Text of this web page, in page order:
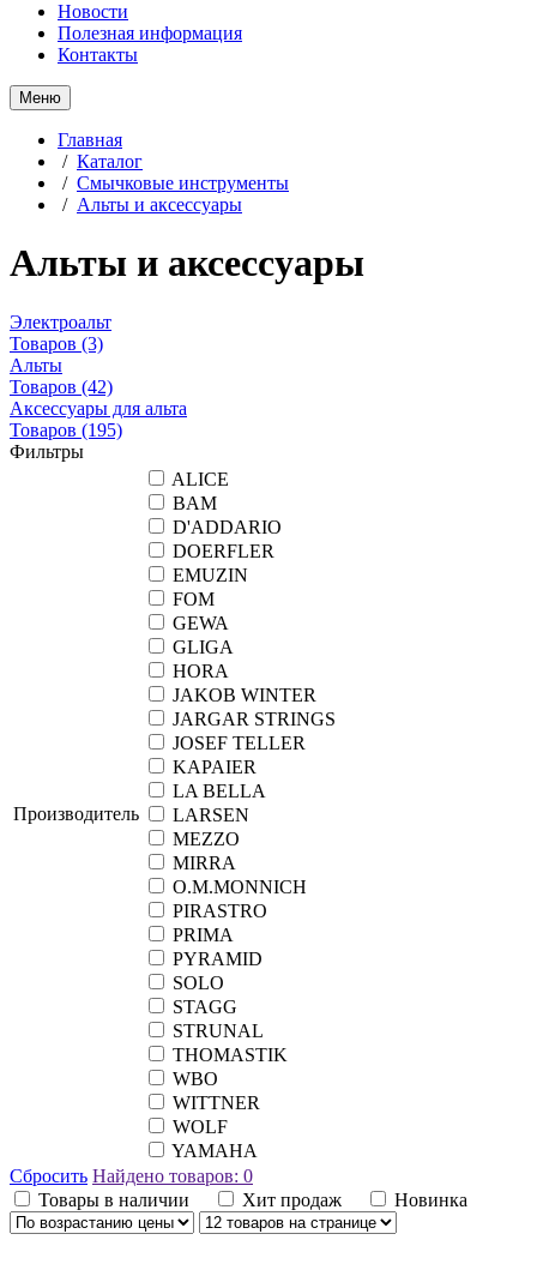
Новости
Полезная информация
Контакты
Меню
Главная
/ Каталог
/ Смычковые инструменты
/ Альты и аксессуары
Альты и аксессуары
Электроальт
Товаров (3)
Альты
Товаров (42)
Аксессуары для альта
Товаров (195)
Фильтры
Производитель
ALICE
BAM
D'ADDARIO
DOERFLER
EMUZIN
FOM
GEWA
GLIGA
HORA
JAKOB WINTER
JARGAR STRINGS
JOSEF TELLER
KAPAIER
LA BELLA
LARSEN
MEZZO
MIRRA
O.M.MONNICH
PIRASTRO
PRIMA
PYRAMID
SOLO
STAGG
STRUNAL
THOMASTIK
WBO
WITTNER
WOLF
YAMAHA
Сбросить Найдено товаров: 0
Товары в наличии
Хит продаж Новинка